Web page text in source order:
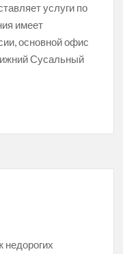
услуги по
имеет
основной офис
Сусальный